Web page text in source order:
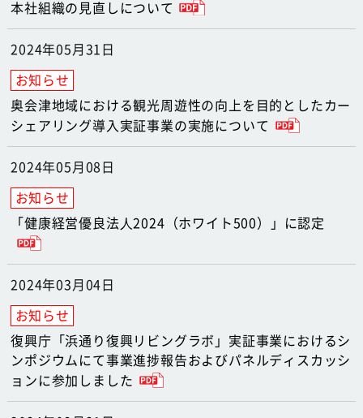
本社組織の見直しについて
2024年05月31日
奥会津地域における観光周遊性の向上を目的としたカー
シェアリング導入実証事業の実施について
2024年05月08日
「健康経営優良法⼈2024（ホワイト500）」に認定
2024年03月04日
復興庁「浜通り復興リビングラボ」実証事業におけるシ
ンポジウムにて事業進捗報告およびパネルディスカッシ
ョンに参加しました